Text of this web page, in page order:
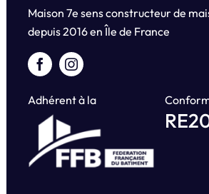
Maison 7e sens constructeur de
depuis2016 en Île de France
Adhérent à la